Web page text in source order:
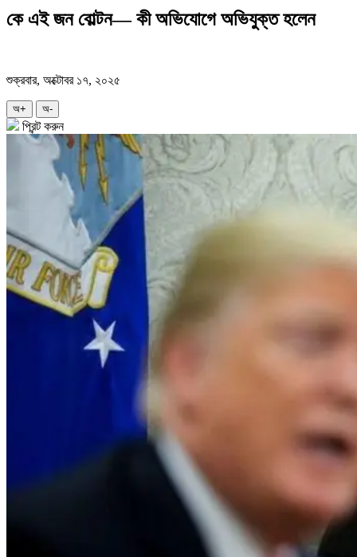
কে এই জন বোল্টন— কী অভিযোগে অভিযুক্ত হলেন
শুক্রবার, অক্টোবর ১৭, ২০২৫
অ+ অ-
প্রিন্ট করুন